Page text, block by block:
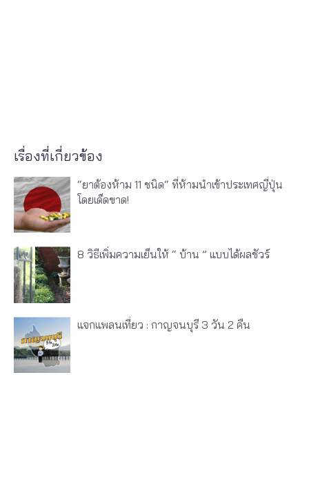
เรื่องที่เกี่ยวข้อง
“ยาต้องห้าม 11 ชนิด“ ที่ห้ามนำเข้าประเทศญี่ปุ่น
โดยเด็ดขาด!
8 วิธีเพิ่มความเย็นให้ “ บ้าน ” แบบได้ผลชัวร์
แจกแพลนเที่ยว : กาญจนบุรี 3 วัน 2 คืน